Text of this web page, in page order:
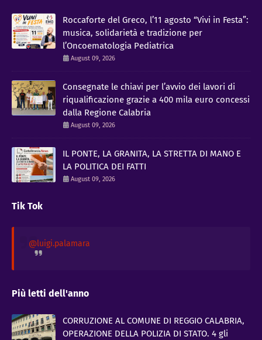
Roccaforte del Greco, l’11 agosto “Vivi in Festa”:
musica, solidarietà e tradizione per
l’Oncoematologia Pediatrica
August 09, 2026
Consegnate le chiavi per l’avvio dei lavori di
riqualificazione grazie a 400 mila euro concessi
dalla Regione Calabria
August 09, 2026
IL PONTE, LA GRANITA, LA STRETTA DI MANO E
LA POLITICA DEI FATTI
August 09, 2026
Tik Tok
@luigi.palamara
Più letti dell'anno
CORRUZIONE AL COMUNE DI REGGIO CALABRIA,
OPERAZIONE DELLA POLIZIA DI STATO. 4 gli